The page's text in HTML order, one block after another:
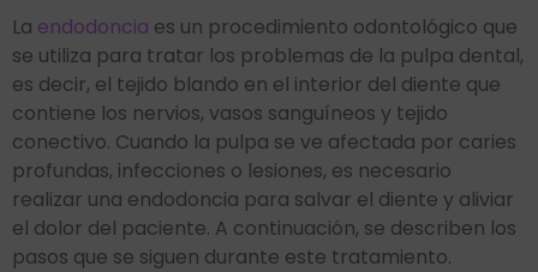
La endodoncia es un procedimiento odontológico que
se utiliza para tratar los problemas de la pulpa dental,
es decir, el tejido blando en el interior del diente que
contiene los nervios, vasos sanguíneos y tejido
conectivo. Cuando la pulpa se ve afectada por caries
profundas, infecciones o lesiones, es necesario
realizar una endodoncia para salvar el diente y aliviar
el dolor del paciente. A continuación, se describen los
pasos que se siguen durante este tratamiento.